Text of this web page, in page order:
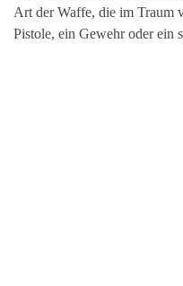
Art der Waffe, die im Traum
Pistole, ein Gewehr oder ein